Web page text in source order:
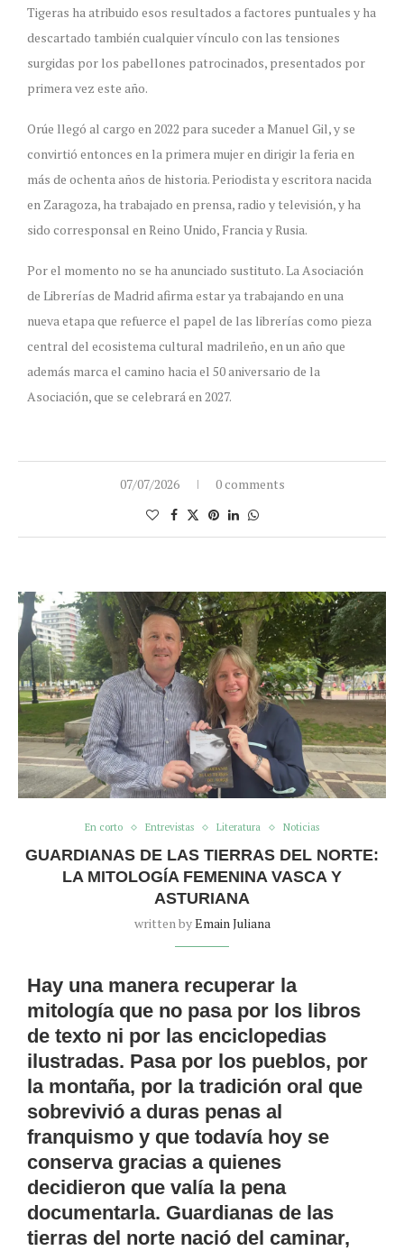
Tigeras ha atribuido esos resultados a factores puntuales y ha
descartado también cualquier vínculo con las tensiones
surgidas por los pabellones patrocinados, presentados por
primera vez este año.
Orúe llegó al cargo en 2022 para suceder a Manuel Gil, y se
convirtió entonces en la primera mujer en dirigir la feria en
más de ochenta años de historia. Periodista y escritora nacida
en Zaragoza, ha trabajado en prensa, radio y televisión, y ha
sido corresponsal en Reino Unido, Francia y Rusia.
Por el momento no se ha anunciado sustituto. La Asociación
de Librerías de Madrid afirma estar ya trabajando en una
nueva etapa que refuerce el papel de las librerías como pieza
central del ecosistema cultural madrileño, en un año que
además marca el camino hacia el 50 aniversario de la
Asociación, que se celebrará en 2027.
07/07/2026 0 comments
En corto Entrevistas Literatura Noticias
GUARDIANAS DE LAS TIERRAS DEL NORTE:
LA MITOLOGÍA FEMENINA VASCA Y
ASTURIANA
written byEmain Juliana
Hay una manera recuperar la
mitología que no pasa por los libros
de texto ni por las enciclopedias
ilustradas. Pasa por los pueblos, por
la montaña, por la tradición oral que
sobrevivió a duras penas al
franquismo y que todavía hoy se
conserva gracias a quienes
decidieron que valía la pena
documentarla. Guardianas de las
tierras del norte nació del caminar,